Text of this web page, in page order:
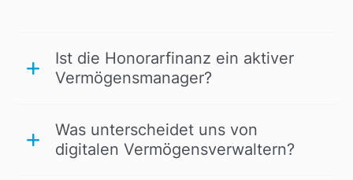
Ist die Honorarfinanz ein aktiver
Vermögensmanager?
Was unterscheidet uns von
digitalen Vermögensverwaltern?